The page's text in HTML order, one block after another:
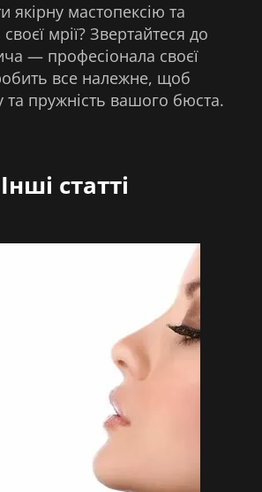
якірну мастопексію та
мрії? Звертайтеся до
— професіонала своєї
все належне, щоб
та пружність вашого бюста.
Інші статті